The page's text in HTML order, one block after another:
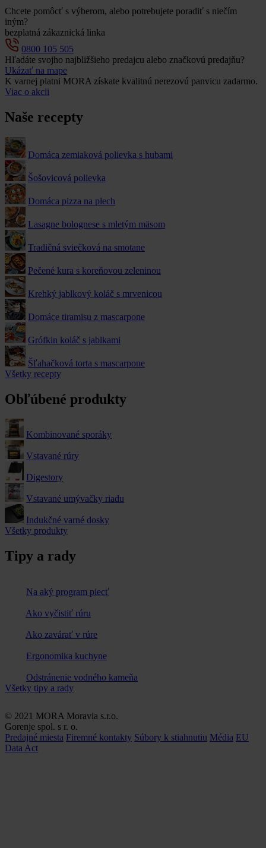
Chcete pomôcť s výberom, alebo potrebujete poradiť s niečím
iným?
bezplatná zákaznická linka
0800 105 505
Hľadáte svojho najbližšieho predajcu alebo značkovú predajňu?
Ukázať na mape
K varnej platni MORA získate kvalitnú nerezovú panvicu zadarmo.
Viac o akcii
Naše recepty
Domáca zemiaková polievka s hubami
Šošovicová polievka
Domáca pizza na plech
Lasagne bolognese s mletým mäsom
Tradičná sviečková na smotane
Pečené kura s koreňovou zeleninou
Krehký jablkový koláč s mrvenicou
Domáce tiramisu z mascarpone
Grófkin koláč s jablkami
Šľahačková torta s mascarpone
Všetky recepty
Obľúbené produkty
Kombinované sporáky
Vstavané rúry
Digestory
Vstavané umývačky riadu
Indukčné varné dosky
Všetky produkty
Tipy a rady
Na aký program piecť
Ako vyčistiť rúru
Ako zavárať v rúre
Ergonomika kuchyne
Odstránenie vodného kameňa
Všetky tipy a rady
© 2021 MORA Moravia s.r.o.
Gorenje spol. s r. o.
Predajné miesta Firemné kontakty Súbory k stiahnutiu Média EU
Data Act